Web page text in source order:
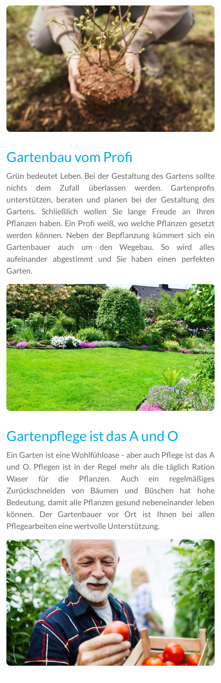
Gartenbau vom Profi
Grün bedeutet Leben. Bei der Gestaltung des Gartens sollte
nichts dem Zufall überlassen werden. Gartenprofis
unterstützen, beraten und planen bei der Gestaltung des
Gartens. Schließlich wollen Sie lange Freude an Ihren
Pflanzen haben. Ein Profi weiß, wo welche Pflanzen gesetzt
werden können. Neben der Bepflanzung kümmert sich ein
Gartenbauer auch um den Wegebau. So wird alles
aufeinander abgestimmt und Sie haben einen perfekten
Garten.
Gartenpflege ist das A und O
Ein Garten ist eine Wohlfühloase - aber auch Pflege ist das A
und O. Pflegen ist in der Regel mehr als die täglich Ration
Waser für die Pflanzen. Auch ein regelmäßiges
Zurückschneiden von Bäumen und Büschen hat hohe
Bedeutung, damit alle Pflanzen gesund nebeneinander leben
können. Der Gartenbauer vor Ort ist Ihnen bei allen
Pflegearbeiten eine wertvolle Unterstützung.